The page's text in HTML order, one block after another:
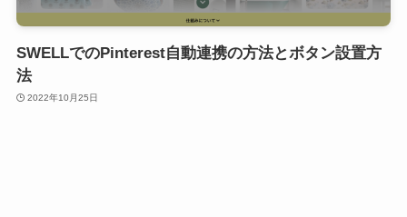
SWELLでのPinterest自動連携の方法とボタン設置方
法
2022年10月25日